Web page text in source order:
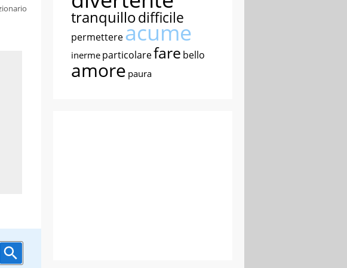
tranquillodifficile
permettereacume
inerme particolarefare bello
amore paura